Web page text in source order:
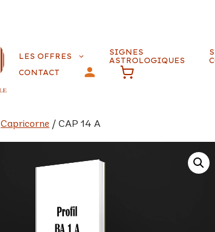
LES OFFRES
SIGNES
ASTROLOGIQUES
CONTACT
Capricorne / CAP 14 A